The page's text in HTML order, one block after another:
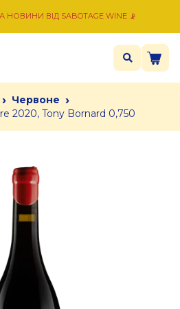
ВІД SABOTAGE WINE 📡
› Червоне ›
2020, Tony Bornard 0,750